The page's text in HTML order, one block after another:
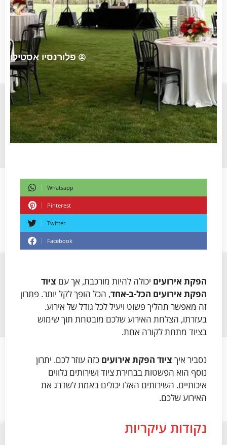
פלורנסיו אסטילו
Whatsapp
Pinterest
Twitter
Facebook
הפקת אירועים יכולה להיות מורכבת, אך עם ציוד
הפקת אירועים הכל-ב-אחד, הכל הופך לקל יותר. פתרון
זה מאפשר תהליך פשוט ויעיל לכל גודל של אירוע.
בעזרתו, הצלחת האירוע שלכם מובטחת תוך שימוש
בציוד מתחת לקורה אחת.
נסביר איך ציוד הפקת אירועים כזה עוזר לכם. יתרון
נוסף הוא הפשטות בבחירת ציוד ושירותים נלווים
איכותיים. השירותים האלו יכולים באמת לשדרג את
האירוע שלכם.
נקודות עיקריות